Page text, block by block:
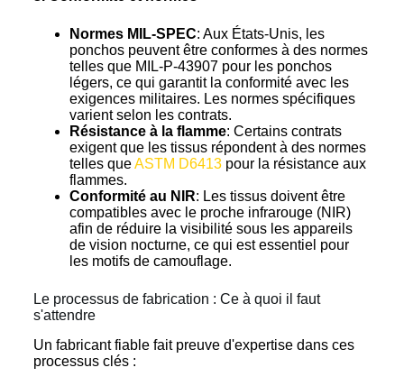
Normes MIL-SPEC: Aux États-Unis, les
ponchos peuvent être conformes à des normes
telles que MIL-P-43907 pour les ponchos
légers, ce qui garantit la conformité avec les
exigences militaires. Les normes spécifiques
varient selon les contrats.
Résistance à la flamme: Certains contrats
exigent que les tissus répondent à des normes
telles queASTM D6413pour la résistance aux
flammes.
Conformité au NIR: Les tissus doivent être
compatibles avec le proche infrarouge (NIR)
afin de réduire la visibilité sous les appareils
de vision nocturne, ce qui est essentiel pour
les motifs de camouflage.
Le processus de fabrication : Ce à quoi il faut
s'attendre
Un fabricant fiable fait preuve d'expertise dans ces
processus clés :